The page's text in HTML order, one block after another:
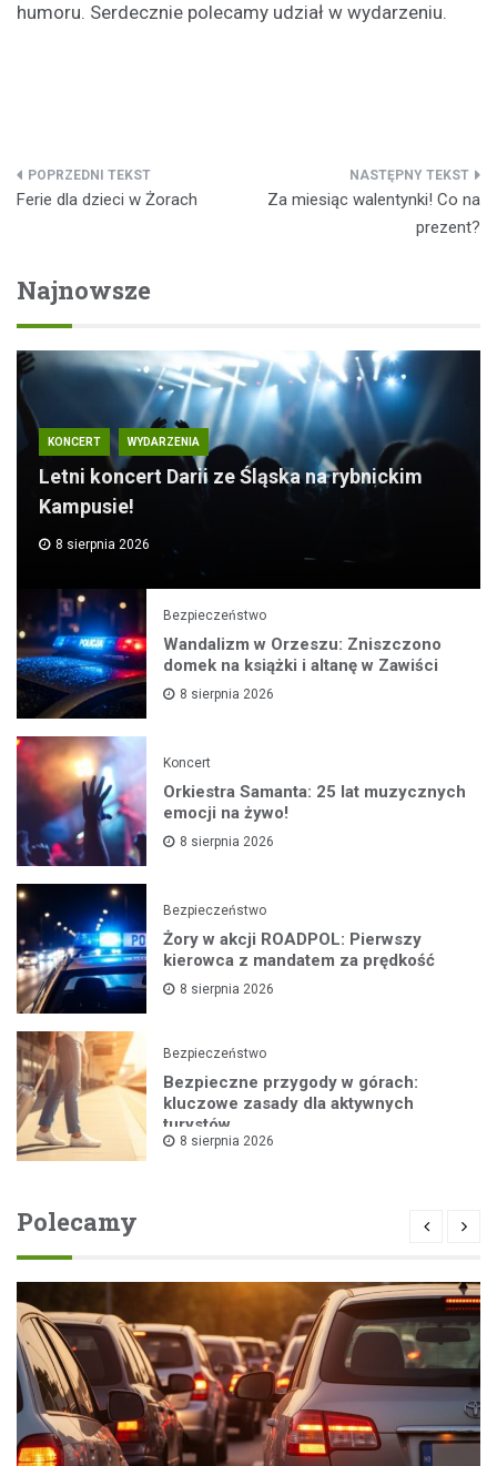
humoru. Serdecznie polecamy udział w wydarzeniu.
Nawigacja
Ferie dla dzieci w Żorach
Za miesiąc walentynki! Co na
prezent?
Najnowsze
KONCERT WYDARZENIA
Letni koncert Darii ze Śląska na rybnickim
Kampusie!
8 sierpnia 2026
Bezpieczeństwo
Wandalizm w Orzeszu: Zniszczono
domek na książki i altanę w Zawiści
8 sierpnia 2026
Koncert
Orkiestra Samanta: 25 lat muzycznych
emocji na żywo!
8 sierpnia 2026
Bezpieczeństwo
Żory w akcji ROADPOL: Pierwszy
kierowca z mandatem za prędkość
8 sierpnia 2026
Bezpieczeństwo
Bezpieczne przygody w górach:
kluczowe zasady dla aktywnych
turystów
8 sierpnia 2026
Polecamy